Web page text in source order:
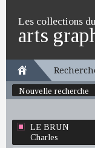
Les collections
arts
Nouvelle recherche
LE BRUN
Charles